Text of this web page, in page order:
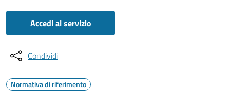
Accedi al servizio
Condividi
Normativa di riferimento